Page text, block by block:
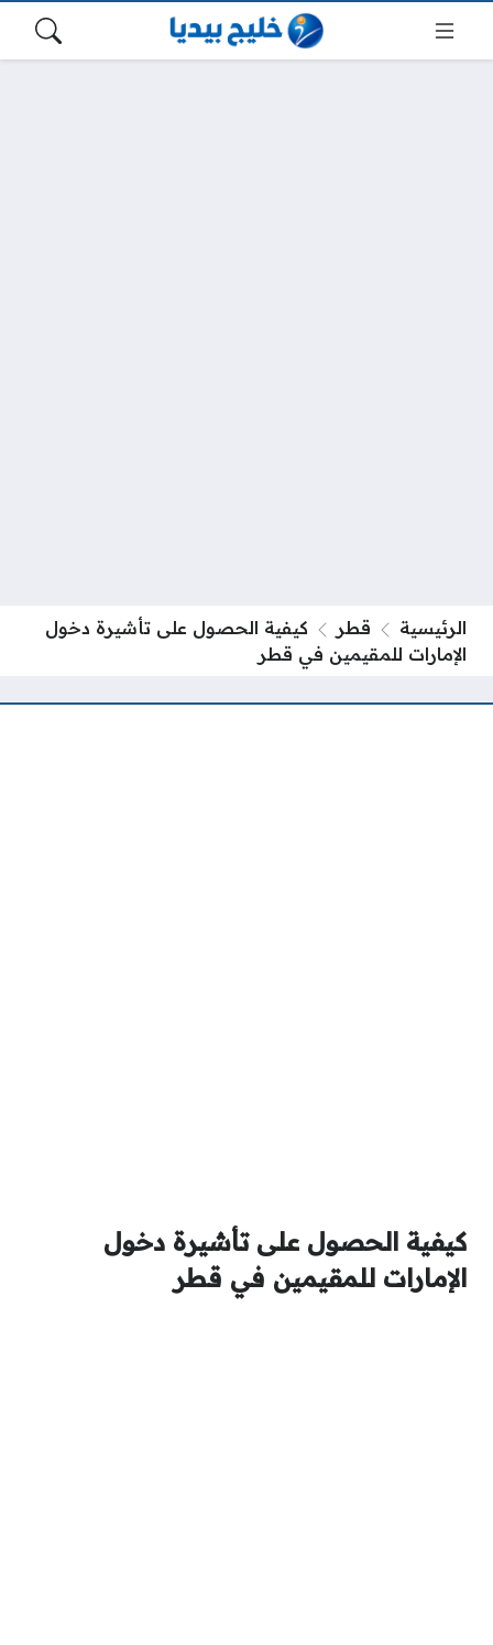
الرئيسية قطر
كيفية الحصول على تأشيرة دخول
الإمارات للمقيمين في قطر
كيفية الحصول على تأشيرة دخول
الإمارات للمقيمين في قطر